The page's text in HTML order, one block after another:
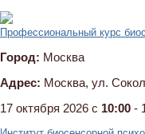
Профессиональный курс
Город: Москва
Адрес: Москва, ул.
17 октября 2026 c 10:00 -